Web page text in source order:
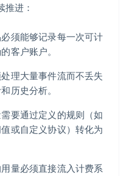
进：
须能够记录每一次可计
客户账户。
理大量事件流而不丢失
历史分析。
要通过定义的规则（如
或自定义协议）转化为
量必须直接流入计费系